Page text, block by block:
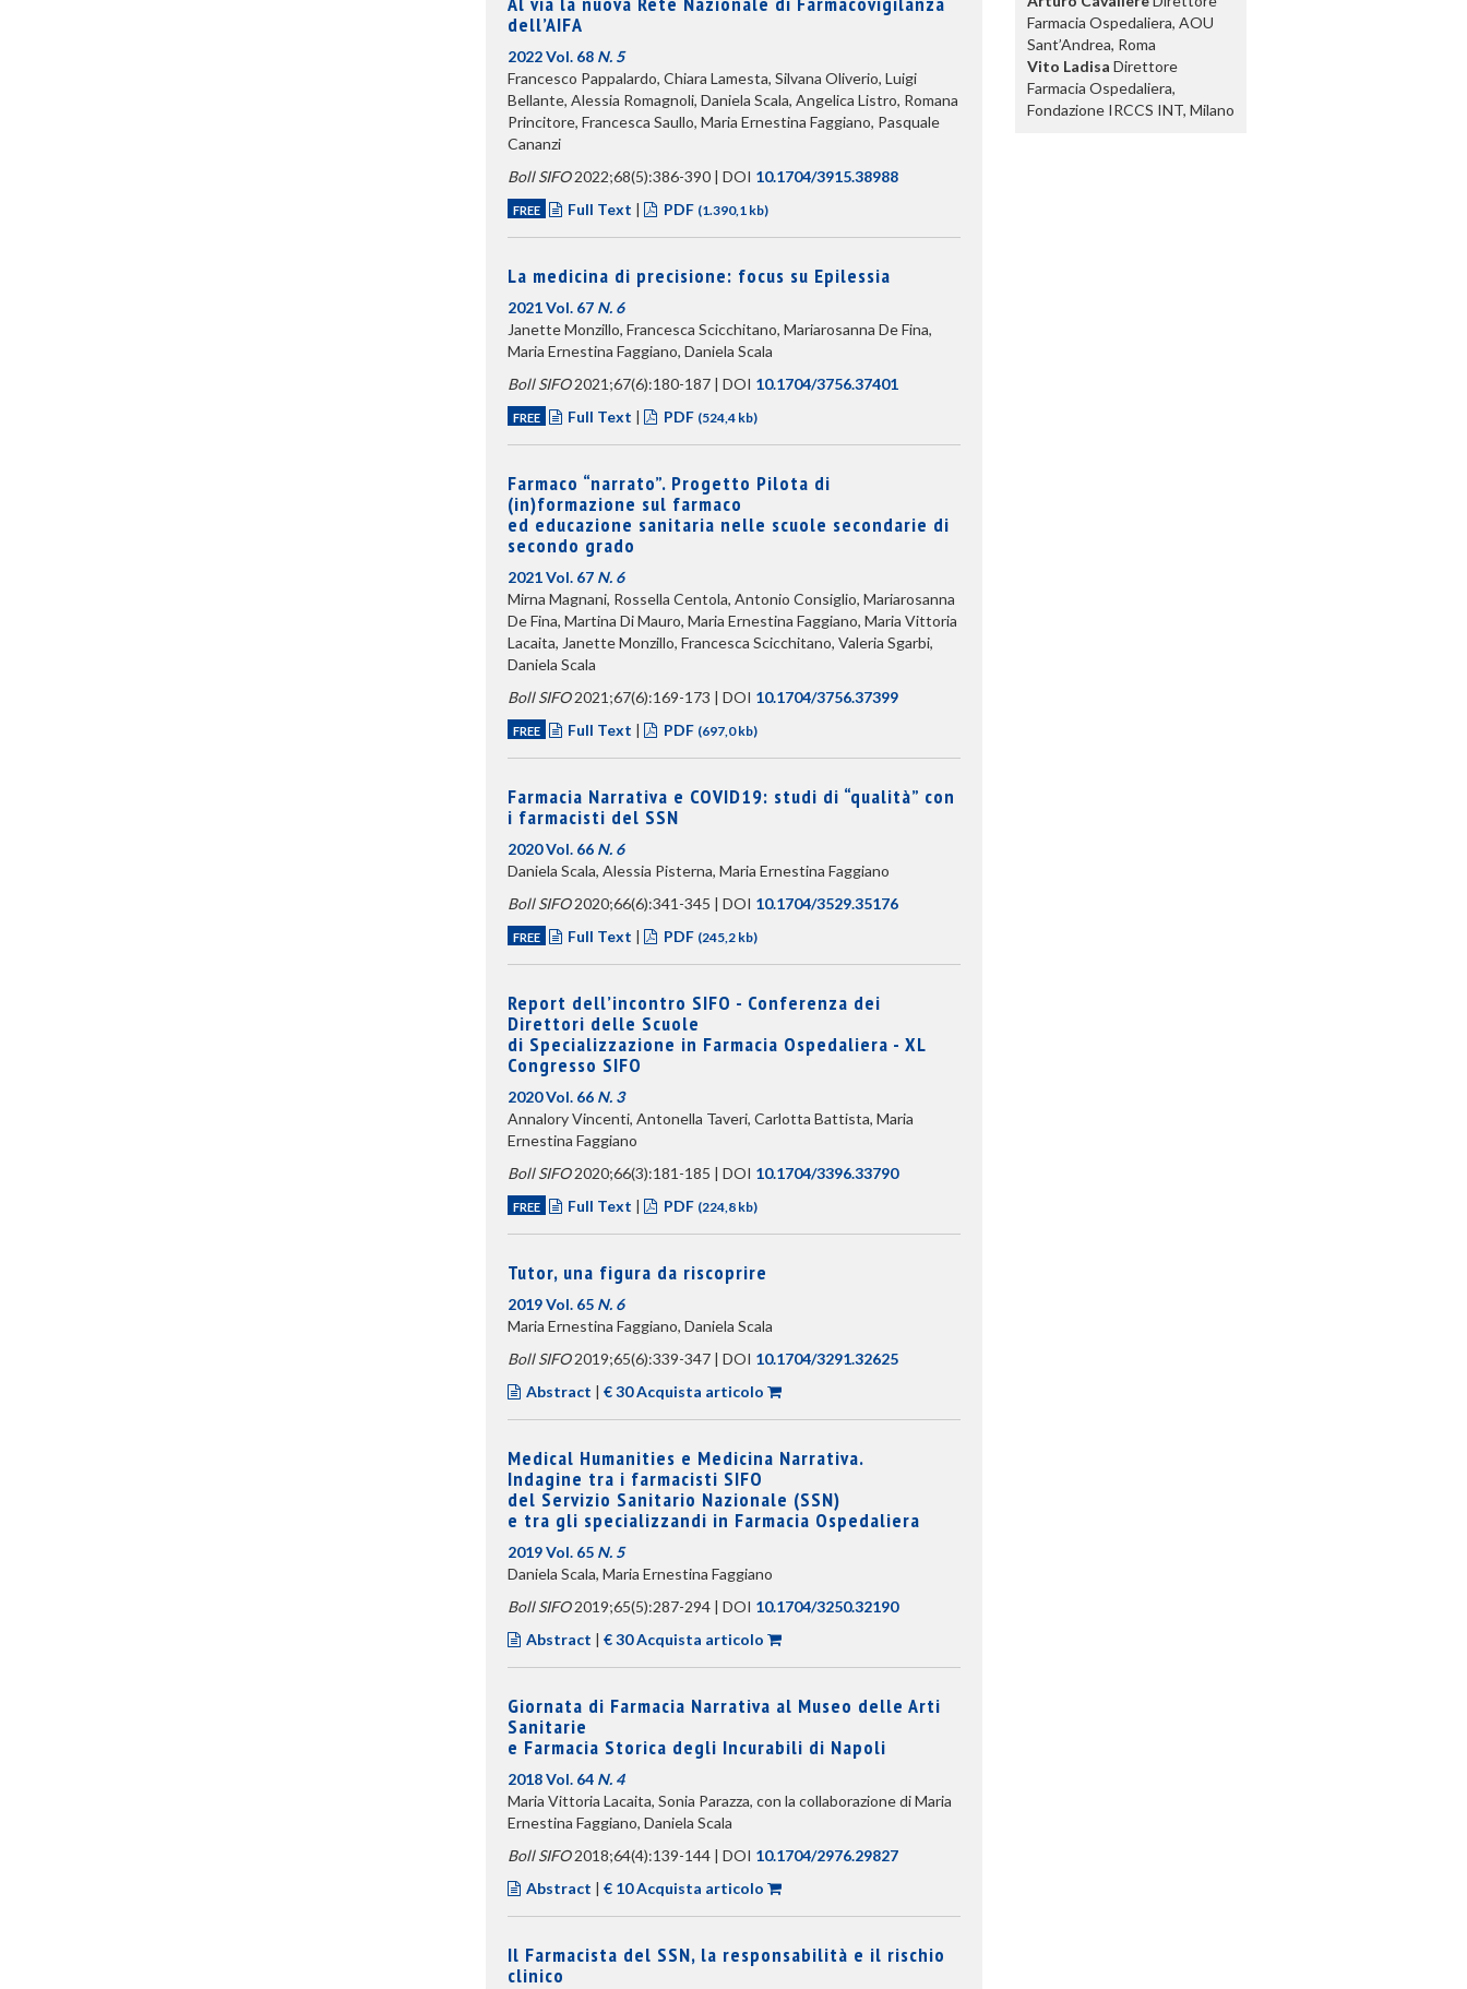
dell’AIFA
2022 Vol. 68 N. 5
Francesco Pappalardo, Chiara Lamesta, Silvana Oliverio, Luigi
Bellante, Alessia Romagnoli, Daniela Scala, Angelica Listro, Romana
Princitore, Francesca Saullo, Maria Ernestina Faggiano, Pasquale
Cananzi
Boll SIFO2022;68(5):386-390 | DOI 10.1704/3915.38988
FREE Full Text | PDF (1.390,1 kb)
La medicina di precisione: focus su Epilessia
2021 Vol. 67 N. 6
Janette Monzillo, Francesca Scicchitano, Mariarosanna De Fina,
Maria Ernestina Faggiano, Daniela Scala
Boll SIFO2021;67(6):180-187 | DOI 10.1704/3756.37401
FREE Full Text | PDF (524,4 kb)
Farmaco “narrato”. Progetto Pilota di
(in)formazione sul farmaco
ed educazione sanitaria nelle scuole secondarie di
secondo grado
2021 Vol. 67 N. 6
Mirna Magnani, Rossella Centola, Antonio Consiglio, Mariarosanna
De Fina, Martina Di Mauro, Maria Ernestina Faggiano, Maria Vittoria
Lacaita, Janette Monzillo, Francesca Scicchitano, Valeria Sgarbi,
Daniela Scala
Boll SIFO2021;67(6):169-173 | DOI 10.1704/3756.37399
FREE Full Text | PDF (697,0 kb)
Farmacia Narrativa e COVID19: studi di “qualità” con
i farmacisti del SSN
2020 Vol. 66 N. 6
Daniela Scala, Alessia Pisterna, Maria Ernestina Faggiano
Boll SIFO2020;66(6):341-345 | DOI 10.1704/3529.35176
FREE Full Text | PDF (245,2 kb)
Report dell’incontro SIFO - Conferenza dei
Direttori delle Scuole
di Specializzazione in Farmacia Ospedaliera - XL
Congresso SIFO
2020 Vol. 66 N. 3
Annalory Vincenti, Antonella Taveri, Carlotta Battista, Maria
Ernestina Faggiano
Boll SIFO2020;66(3):181-185 | DOI 10.1704/3396.33790
FREE Full Text | PDF (224,8 kb)
Tutor, una figura da riscoprire
2019 Vol. 65 N. 6
Maria Ernestina Faggiano, Daniela Scala
Boll SIFO2019;65(6):339-347 | DOI 10.1704/3291.32625
Abstract | € 30 Acquista articolo
Medical Humanities e Medicina Narrativa.
Indagine tra i farmacisti SIFO
del Servizio Sanitario Nazionale (SSN)
e tra gli specializzandi in Farmacia Ospedaliera
2019 Vol. 65 N. 5
Daniela Scala, Maria Ernestina Faggiano
Boll SIFO2019;65(5):287-294 | DOI 10.1704/3250.32190
Abstract | € 30 Acquista articolo
Giornata di Farmacia Narrativa al Museo delle Arti
Sanitarie
e Farmacia Storica degli Incurabili di Napoli
2018 Vol. 64 N. 4
Maria Vittoria Lacaita, Sonia Parazza, con la collaborazione di Maria
Ernestina Faggiano, Daniela Scala
Boll SIFO2018;64(4):139-144 | DOI 10.1704/2976.29827
Abstract | € 10 Acquista articolo
Il Farmacista del SSN, la responsabilità e il rischio
clinico
Farmacia Ospedaliera, AOU
Sant’Andrea, Roma
Vito Ladisa Direttore
Farmacia Ospedaliera,
Fondazione IRCCS INT, Milano